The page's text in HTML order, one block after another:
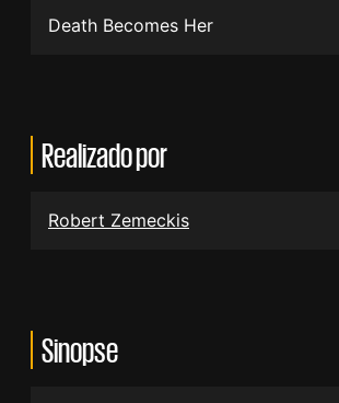
Death Becomes Her
Realizado por
Robert Zemeckis
Sinopse